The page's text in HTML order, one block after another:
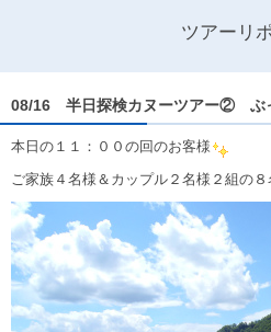
ツアーリ
08/16 半日探検カヌーツアー② ぶ
本日の１１：００の回のお客様
ご家族４名様＆カップル２名様２組の８